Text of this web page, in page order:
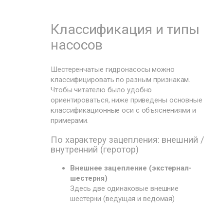
Классификация и типы
насосов
Шестеренчатые гидронасосы можно
классифицировать по разным признакам.
Чтобы читателю было удобно
ориентироваться, ниже приведены основные
классификационные оси с объяснениями и
примерами.
По характеру зацепления: внешний /
внутренний (геротор)
Внешнее зацепление (экстернал-
шестерня)
Здесь две одинаковые внешние
шестерни (ведущая и ведомая)